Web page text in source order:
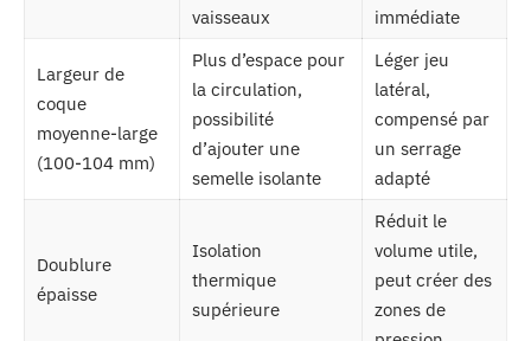
vaisseaux
immédiate
Largeur de
coque
moyenne-large
(100-104 mm)
Plus d’espace pour
la circulation,
possibilité
d’ajouter une
semelle isolante
Léger jeu
latéral,
compensé par
un serrage
adapté
Doublure
épaisse
Isolation
thermique
supérieure
Réduit le
volume utile,
peut créer des
zones de